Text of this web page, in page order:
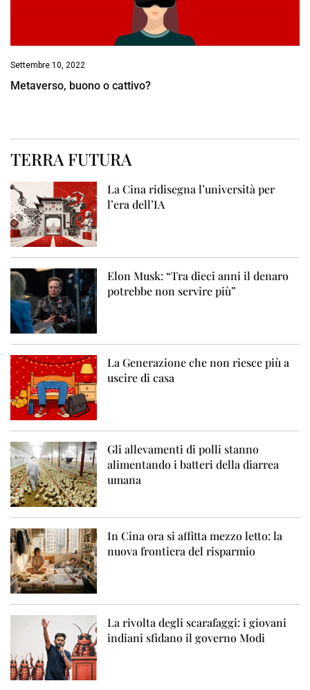
Settembre 10, 2022
Metaverso, buono o cattivo?
TERRA FUTURA
La Cina ridisegna l’università per
l’era dell’IA
Elon Musk: “Tra dieci anni il denaro
potrebbe non servire più”
La Generazione che non riesce più a
uscire di casa
Gli allevamenti di polli stanno
alimentando i batteri della diarrea
umana
In Cina ora si affitta mezzo letto: la
nuova frontiera del risparmio
La rivolta degli scarafaggi: i giovani
indiani sfidano il governo Modi